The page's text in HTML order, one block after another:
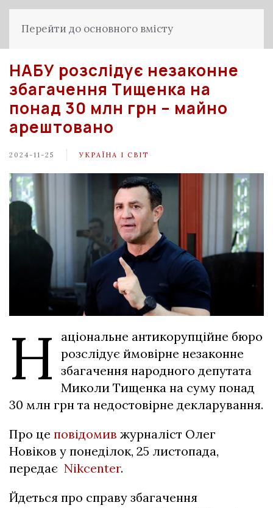
Перейти до основного вмісту
НАБУ розслідує незаконне
збагачення Тищенка на
понад 30 млн грн – майно
арештовано
2024-11-25 УКРАЇНА І СВІТ
Н
аціональне антикорупційне бюро
розслідує ймовірне незаконне
збагачення народного депутата
Миколи Тищенка на суму понад
30 млн грн та недостовірне декларування.
Про це повідомив журналіст Олег
Новіков у понеділок, 25 листопада,
передає Nikcenter.
Йдеться про справу збагачення